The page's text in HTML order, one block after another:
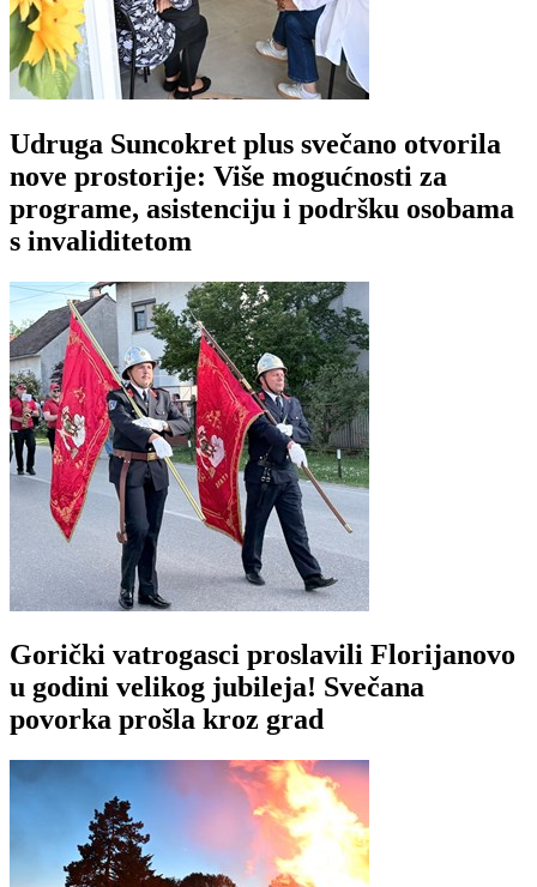
Udruga Suncokret plus svečano otvorila
nove prostorije: Više mogućnosti za
programe, asistenciju i podršku osobama
s invaliditetom
Gorički vatrogasci proslavili Florijanovo
u godini velikog jubileja! Svečana
povorka prošla kroz grad